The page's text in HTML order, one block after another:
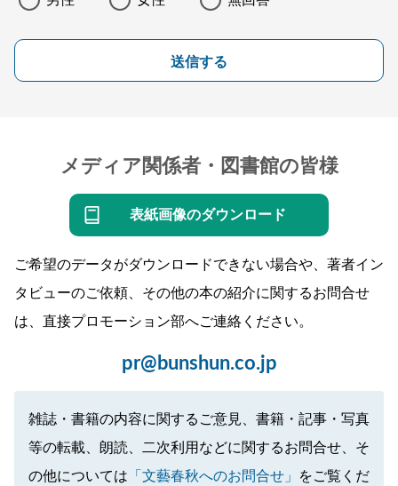
送信する
メディア関係者・図書館の皆様
表紙画像のダウンロード
ご希望のデータがダウンロードできない場合や、著者イン
タビューのご依頼、その他の本の紹介に関するお問合せ
は、直接プロモーション部へご連絡ください。
pr@bunshun.co.jp
雑誌・書籍の内容に関するご意見、書籍・記事・写真
等の転載、朗読、二次利用などに関するお問合せ、そ
の他については 「文藝春秋へのお問合せ」
をご覧くだ